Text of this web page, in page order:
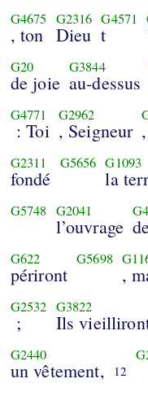
G4675
, ton
G2316
Dieu
G4571
t
G20
de joie
G3844
au-dessus
G4771
: Toi
G2962
, Seigneur
G2311
fondé
G5656 G1093
la
G5748 G2041
l’ouvrage
G622
périront
G5698
,
G2532
;
G3822
Ils
G2440
un vêtement, 12